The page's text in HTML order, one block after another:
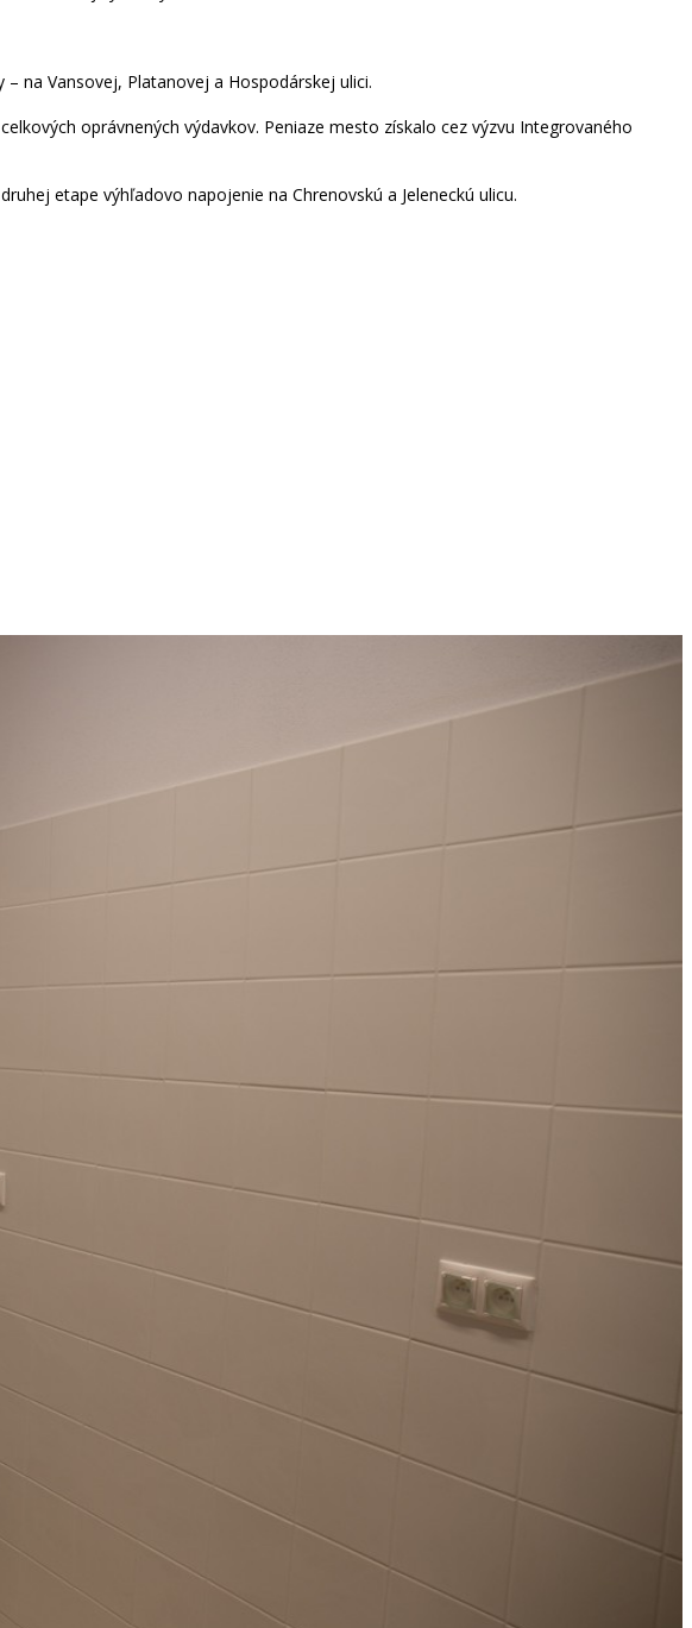
na Vansovej, Platanovej a Hospodárskej ulici.
oprávnených výdavkov. Peniaze mesto získalo cez výzvu Integrovaného
etape výhľadovo napojenie na Chrenovskú a Jeleneckú ulicu.